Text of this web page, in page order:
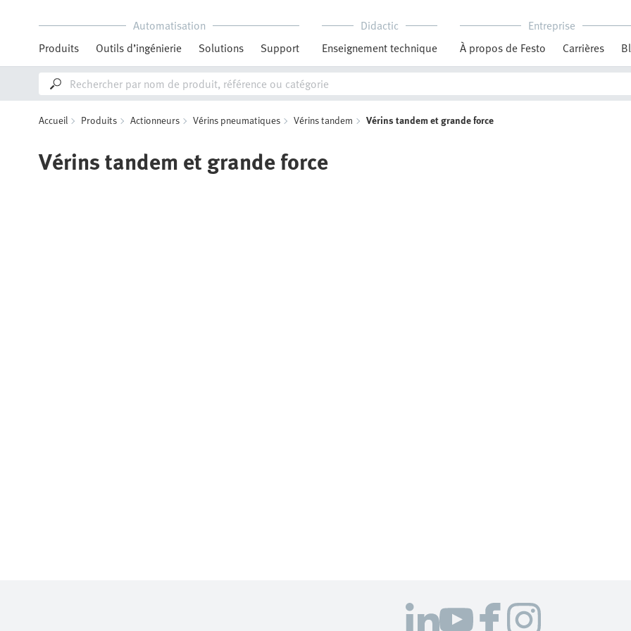
Automatisation
Produits
Outils d’ingénierie Solutions Support
Didactic
Enseignement technique
Entreprise
À propos de Festo
Carrières
Accueil Produits Actionneurs Vérins pneumatiques Vérins tandem Vérins tandem et grande force
Vérins tandem et grande force